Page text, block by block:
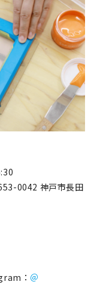
0042 神戸市長田
： ＠